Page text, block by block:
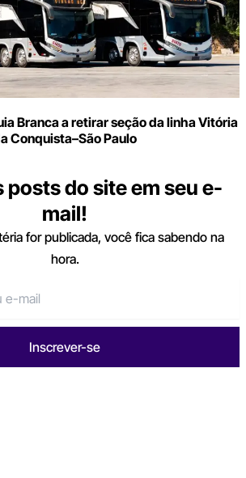
Branca a retirar seção da linha Vitória
Conquista–São Paulo
posts do site em seu e-
mail!
for publicada, você fica sabendo na
hora.
Inscrever-se